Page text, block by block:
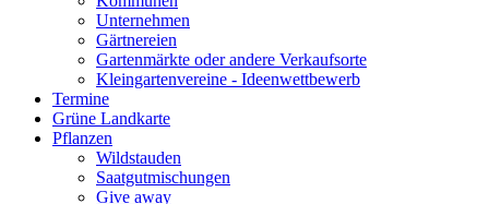
Unternehmen
Gärtnereien
Gartenmärkte oder andere Verkaufsorte
Kleingartenvereine - Ideenwettbewerb
Termine
Grüne Landkarte
Pflanzen
Wildstauden
Saatgutmischungen
Give away